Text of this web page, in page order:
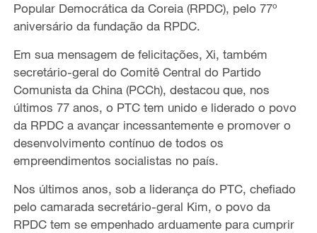
Popular Democrática da Coreia (RPDC), pelo 77º
aniversário da fundação da RPDC.
Em sua mensagem de felicitações, Xi, também
secretário-geral do Comitê Central do Partido
Comunista da China (PCCh), destacou que, nos
últimos 77 anos, o PTC tem unido e liderado o povo
da RPDC a avançar incessantemente e promover o
desenvolvimento contínuo de todos os
empreendimentos socialistas no país.
Nos últimos anos, sob a liderança do PTC, chefiado
pelo camarada secretário-geral Kim, o povo da
RPDC tem se empenhado arduamente para cumprir